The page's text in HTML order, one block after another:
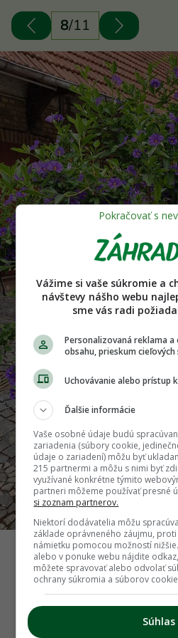
8/11
Paprikovec Rantonnetov Foto:
Späť na článok
Čarovať sa dá aj bez
exotických rastlín môžete
Vážime si vaše súkromie a
návštevy nášho webu
sme vás radi
Personalizovaná reklama
obsahu, prieskum cieľových
Uchovávanie alebo prístup
Ďalšie informácie
Vaše osobné údaje budú
zariadenia (súbory cookie,
údaje o zariadení) môžu byť
215 partnermi a môžu s nimi byť
využívané konkrétne týmito
partneri môžeme používať presné
si zoznam partnerov.
Niektorí dodávatelia môžu
základe oprávneného záujmu,
námietku pomocou možností
alebo v ponuke webu nájdite
môžete spravovať alebo odvolať
ochrany súkromia a súborov
Súhlas